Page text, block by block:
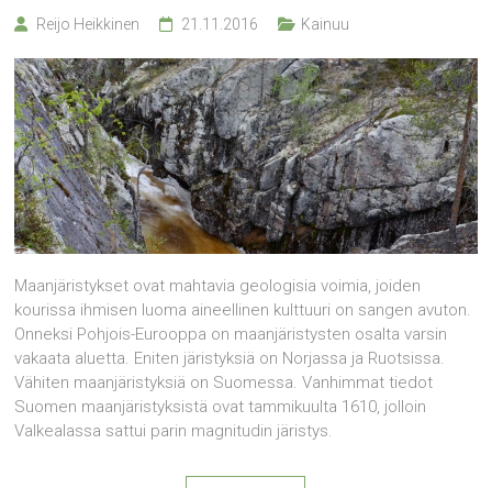
Reijo Heikkinen 21.11.2016 Kainuu
Maanjäristykset ovat mahtavia geologisia voimia, joiden
kourissa ihmisen luoma aineellinen kulttuuri on sangen avuton.
Onneksi Pohjois-Eurooppa on maanjäristysten osalta varsin
vakaata aluetta. Eniten järistyksiä on Norjassa ja Ruotsissa.
Vähiten maanjäristyksiä on Suomessa. Vanhimmat tiedot
Suomen maanjäristyksistä ovat tammikuulta 1610, jolloin
Valkealassa sattui parin magnitudin järistys.